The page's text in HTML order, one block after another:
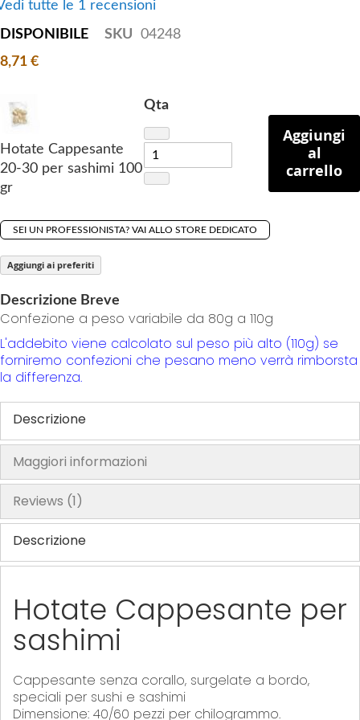
f
t
e
m
g
e
s
a
l
l
r
y
tutte le 1 recensioni
DISPONIBILE SKU
04248
8,71 €
Hotate Cappesante
20-30 per sashimi 100
gr
Qta
Aggiungi
al
carrello
SEI UN PROFESSIONISTA? VAI ALLO STORE DEDICATO
Aggiungi ai preferiti
Descrizione Breve
Confezione a peso variabile da 80g a 110g
L'addebito viene calcolato sul peso più alto (110g) se
forniremo confezioni che pesano meno verrà rimborsta
la differenza.
Descrizione
Maggiori informazioni
Reviews 1
Descrizione
Hotate Cappesante per
sashimi
Cappesante senza corallo, surgelate a bordo,
speciali per sushi e sashimi
Dimensione: 40/60 pezzi per chilogrammo.